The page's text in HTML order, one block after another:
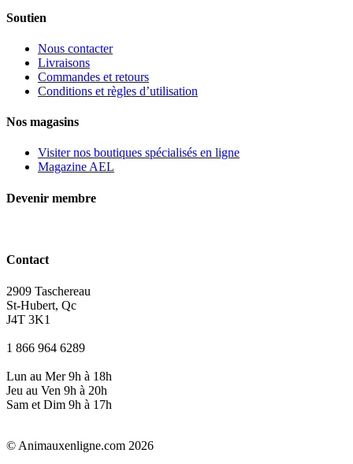
Soutien
Nous contacter
Livraisons
Commandes et retours
Conditions et règles d’utilisation
Nos magasins
Visiter nos boutiques spécialisés en ligne
Magazine AEL
Devenir membre
Contact
2909 Taschereau
St-Hubert, Qc
J4T 3K1
1 866 964 6289
Lun au Mer 9h à 18h
Jeu au Ven 9h à 20h
Sam et Dim 9h à 17h
© Animauxenligne.com 2026